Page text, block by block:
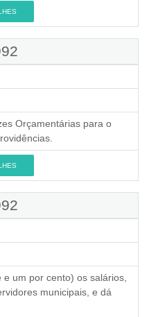
Orçamentárias para o
um por cento) os salários,
municipais, e dá